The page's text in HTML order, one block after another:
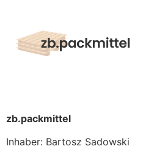
zb.packmittel
Inhaber: Bartosz Sadowski